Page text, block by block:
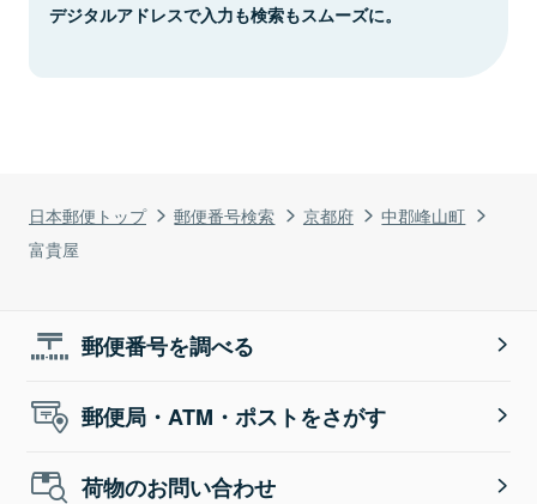
日本郵便トップ 郵便番号検索 京都府
中郡峰山町
富貴屋
デジタルアドレスで入力も検索もスムーズに。
郵便番号を調べる
郵便局・ATM・ポストをさがす
荷物のお問い合わせ